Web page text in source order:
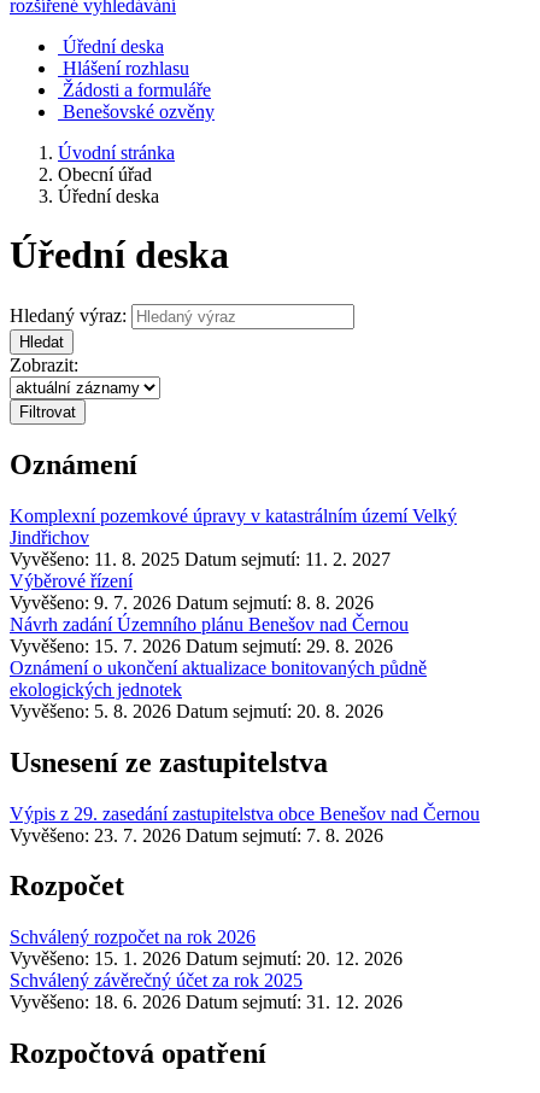
rozšířené vyhledávání
Úřední deska
Hlášení rozhlasu
Žádosti a formuláře
Benešovské ozvěny
Úvodní stránka
Obecní úřad
Úřední deska
Úřední deska
Hledaný výraz:
Hledat
Zobrazit:
Oznámení
Komplexní pozemkové úpravy v katastrálním území Velký
Jindřichov
Vyvěšeno: 11. 8. 2025 Datum sejmutí: 11. 2. 2027
Výběrové řízení
Vyvěšeno: 9. 7. 2026 Datum sejmutí: 8. 8. 2026
Návrh zadání Územního plánu Benešov nad Černou
Vyvěšeno: 15. 7. 2026 Datum sejmutí: 29. 8. 2026
Oznámení o ukončení aktualizace bonitovaných půdně
ekologických jednotek
Vyvěšeno: 5. 8. 2026 Datum sejmutí: 20. 8. 2026
Usnesení ze zastupitelstva
Výpis z 29. zasedání zastupitelstva obce Benešov nad Černou
Vyvěšeno: 23. 7. 2026 Datum sejmutí: 7. 8. 2026
Rozpočet
Schválený rozpočet na rok 2026
Vyvěšeno: 15. 1. 2026 Datum sejmutí: 20. 12. 2026
Schválený závěrečný účet za rok 2025
Vyvěšeno: 18. 6. 2026 Datum sejmutí: 31. 12. 2026
Rozpočtová opatření